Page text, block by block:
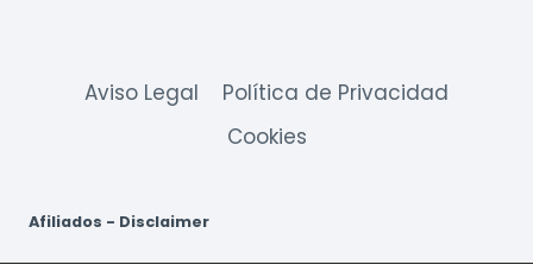
Aviso Legal
Política de Privacidad
Cookies
Afiliados - Disclaimer